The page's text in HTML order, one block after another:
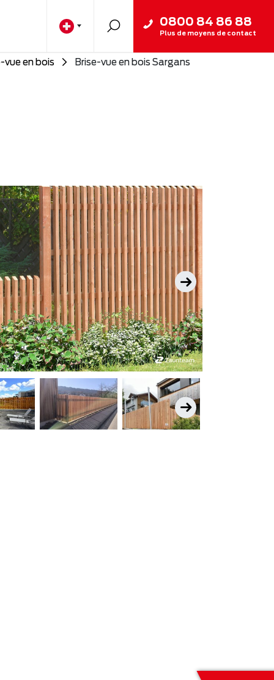
0800 84 86 88
Plus de moyens de contact
vue en bois Brise-vue en bois Sargans